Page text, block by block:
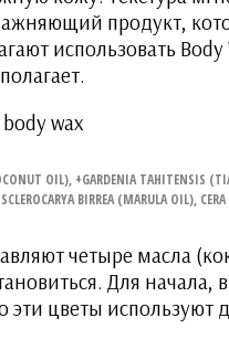
продукт,
использовать
OIL), +GARDENIA TAHITENSIS
BIRREA (MARULA
четыре масла
Для начала,
цветы используют